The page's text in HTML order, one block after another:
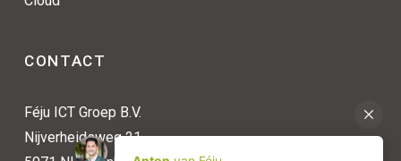
CONTACT
Féju ICT Groep B.V.
Nijverheidsweg 21